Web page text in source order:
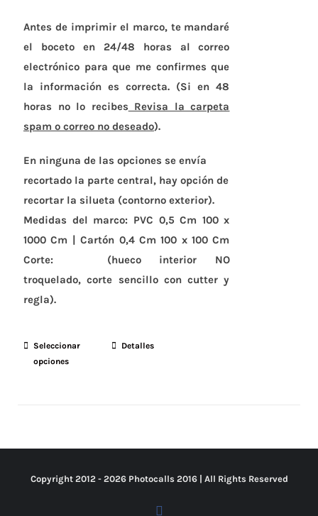
Antes de imprimir el marco, te mandaré
el boceto en 24/48 horas al correo
electrónico para que me confirmes que
la información es correcta. (Si en 48
horas no lo recibes Revisa la carpeta
spam o correo no deseado).
En ninguna de las opciones se envía
recortado la parte central, hay opción de
recortar la silueta (contorno exterior).
Medidas del marco: PVC 0,5 Cm 100 x
1000 Cm | Cartón 0,4 Cm 100 x 100 Cm
Corte:
(hueco interior NO
troquelado,corte sencillo con cutter y
regla).
Seleccionar
opciones
Este
Las
se
Detalles
Copyright 2012 - 2026 Photocalls 2016| All Rights Reserved